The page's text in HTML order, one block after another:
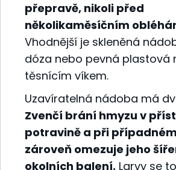
přepravě, nikoli před
několikaměsíčním
Vhodnější je skleněná
dóza nebo pevná plastová
těsnícím víkem.
Uzavíratelná nádoba má
Zvenčí brání hmyzu v
potravině a při
zároveň omezuje jeho
okolních balení. Larvy se